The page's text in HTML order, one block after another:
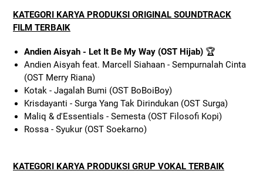
KATEGORI KARYA PRODUKSI ORIGINAL SOUNDTRACK
FILM TERBAIK
Andien Aisyah - Let It Be My Way (OST Hijab)🏆
Andien Aisyah feat. Marcell Siahaan - Sempurnalah Cinta
(OST Merry Riana)
Kotak - Jagalah Bumi (OST BoBoiBoy)
Krisdayanti - Surga Yang Tak Dirindukan (OST Surga)
Maliq & d'Essentials - Semesta (OST Filosofi Kopi)
Rossa - Syukur (OST Soekarno)
KATEGORI KARYA PRODUKSI GRUP VOKAL TERBAIK